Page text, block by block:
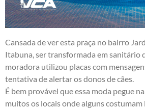
Cansada de ver esta praça no bairro
Itabuna, ser transformada em sanitário
moradora utilizou placas com
tentativa de alertar os donos de cães.
É bem provável que essa moda pegue
muitos os locais onde alguns costumam